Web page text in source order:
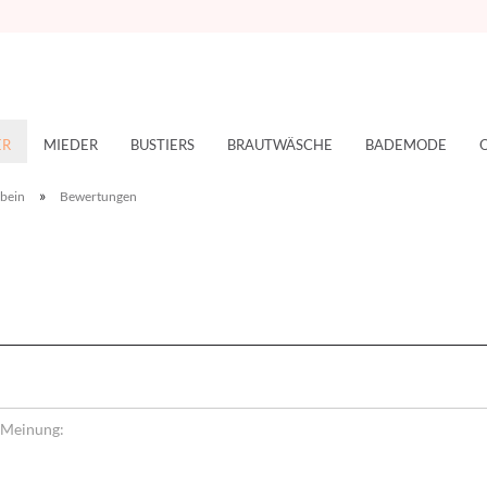
MIEDER BUSTIERS BRAUTWÄSCHE BADEMODE
» Bewertungen